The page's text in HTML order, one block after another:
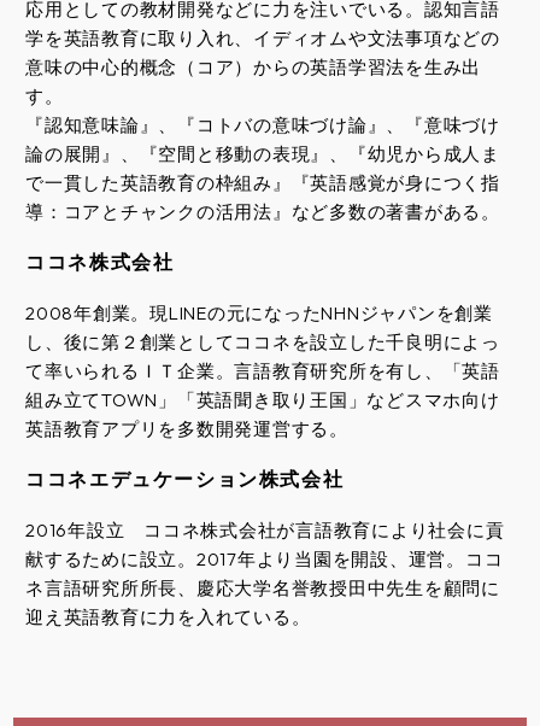
応用としての教材開発などに力を注いでいる。認知言語
学を英語教育に取り入れ、イディオムや文法事項などの
意味の中心的概念（コア）からの英語学習法を生み出
す。
『認知意味論』、『コトバの意味づけ論』、『意味づけ
論の展開』、『空間と移動の表現』、『幼児から成人ま
で一貫した英語教育の枠組み』『英語感覚が身につく指
導：コアとチャンクの活用法』など多数の著書がある。
ココネ株式会社
2008年創業。現LINEの元になったNHNジャパンを創業
し、後に第２創業としてココネを設立した千良明によっ
て率いられるＩＴ企業。言語教育研究所を有し、「英語
組み立てTOWN」「英語聞き取り王国」などスマホ向け
英語教育アプリを多数開発運営する。
ココネエデュケーション株式会社
2016年設立 ココネ株式会社が言語教育により社会に貢
献するために設立。2017年より当園を開設、運営。ココ
ネ言語研究所所長、慶応大学名誉教授田中先生を顧問に
迎え英語教育に力を入れている。